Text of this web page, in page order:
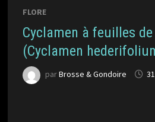
FLORE
Cyclamen à feuilles
(Cyclamen
parBrosse & Gondoire